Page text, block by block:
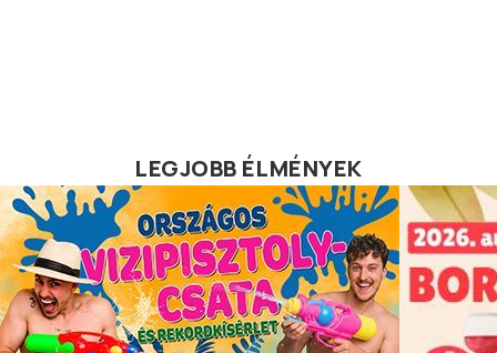
LEGJOBB ÉLMÉNYEK